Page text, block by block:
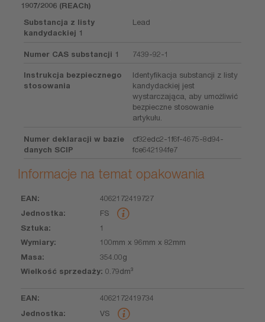
1907/2006 (REACh)
Substancja z listy
kandydackiej 1
Lead
Numer CAS substancji 1 7439-92-1
Instrukcja bezpiecznego
stosowania
Identyfikacja substancji z listy
kandydackiej jest
wystarczająca, aby umożliwić
bezpieczne stosowanie
artykułu.
Numer deklaracji w bazie
danych SCIP
cf32edc2-1f6f-4675-8d94-
fce642194fe7
Informacje na temat opakowania
EAN Sztuka Wymiary
4062172419727
FS
1
100mm x 96mm x 82mm
354.00g
0.79dm³
4062172419734
VS